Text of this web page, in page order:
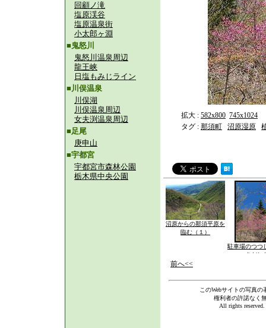
回顧ノ滝
塩原渓谷
塩原温泉街
小太郎ヶ淵
■鬼怒川
鬼怒川温泉周辺
龍王峡
日塩もみじライン
■川俣温泉
川俣湖
川俣温泉周辺
女夫渕温泉周辺
■足尾
庚申山
■宇都宮
宇都宮市森林公園
栃木県中央公園
拡大 : 582x800 745x1024
タグ : 那須町 沼原湿原
沼原からの那須平原を
臨む（１）
駐車場のつつ
きだし
前へ<<
このWebサイトの写真の
権利者の許諾なく
All rights